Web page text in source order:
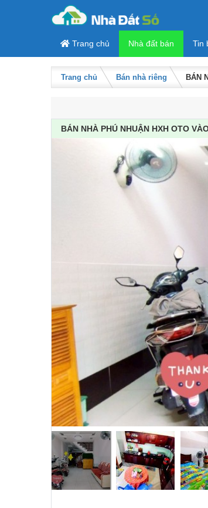
Trang chủ Nhà đất bán Tin
Trang chủ Bán nhà riêng BÁN
BÁN NHÀ PHÚ NHUẬN HXH OTO